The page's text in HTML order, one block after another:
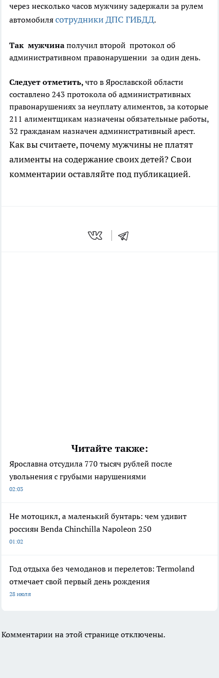
через несколько часов мужчину задержали за рулем
автомобиля сотрудники ДПС ГИБДД.
Так мужчина получил второй протокол об
административном правонарушении за один день.
Следует отметить, что в Ярославской области
составлено 243 протокола об административных
правонарушениях за неуплату алиментов, за которые
211 алиментщикам назначены обязательные работы,
32 гражданам назначен административный арест.
Как вы считаете, почему мужчины не платят
алименты на содержание своих детей? Свои
комментарии оставляйте под публикацией.
Читайте также:
Ярославна отсудила 770 тысяч рублей после
увольнения с грубыми нарушениями
02:03
Не мотоцикл, а маленький бунтарь: чем удивит
россиян Benda Chinchilla Napoleon 250
01:02
Год отдыха без чемоданов и перелетов: Termoland
отмечает свой первый день рождения
28 июля
Комментарии на этой странице отключены.